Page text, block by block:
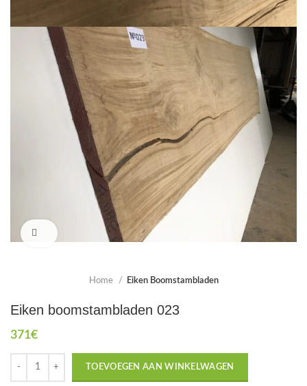
Click to enlarge
Home Eiken Boomstambladen
Eiken boomstambladen 023
371€
TOEVOEGEN AAN WINKELWAGEN